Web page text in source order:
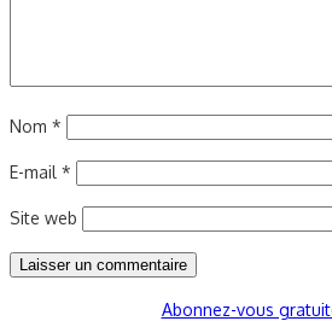
Nom *
E-mail *
Site web
Abonnez-vous